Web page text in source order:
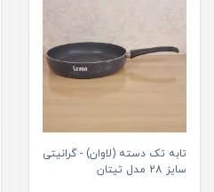
تابه تک دسته (لاوان) - گرانیتی
سایز 28 مدل تیتان